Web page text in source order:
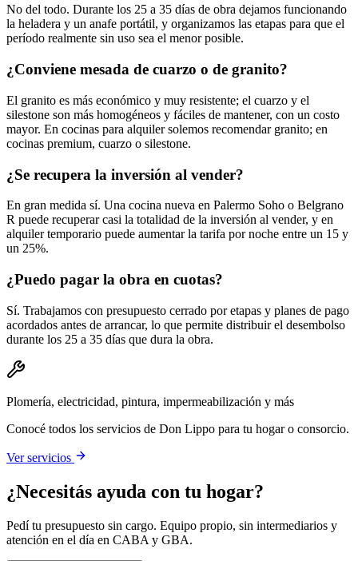
No del todo. Durante los 25 a 35 días de obra dejamos funcionando
la heladera y un anafe portátil, y organizamos las etapas para que el
período realmente sin uso sea el menor posible.
¿Conviene mesada de cuarzo o de granito?
El granito es más económico y muy resistente; el cuarzo y el
silestone son más homogéneos y fáciles de mantener, con un costo
mayor. En cocinas para alquiler solemos recomendar granito; en
cocinas premium, cuarzo o silestone.
¿Se recupera la inversión al vender?
En gran medida sí. Una cocina nueva en Palermo Soho o Belgrano
R puede recuperar casi la totalidad de la inversión al vender, y en
alquiler temporario puede aumentar la tarifa por noche entre un 15 y
un 25%.
¿Puedo pagar la obra en cuotas?
Sí. Trabajamos con presupuesto cerrado por etapas y planes de pago
acordados antes de arrancar, lo que permite distribuir el desembolso
durante los 25 a 35 días que dura la obra.
Plomería, electricidad, pintura, impermeabilización y más
Conocé todos los servicios de Don Lippo para tu hogar o consorcio.
Ver servicios
¿Necesitás ayuda con tu hogar?
Pedí tu presupuesto sin cargo. Equipo propio, sin intermediarios y
atención en el día en CABA y GBA.